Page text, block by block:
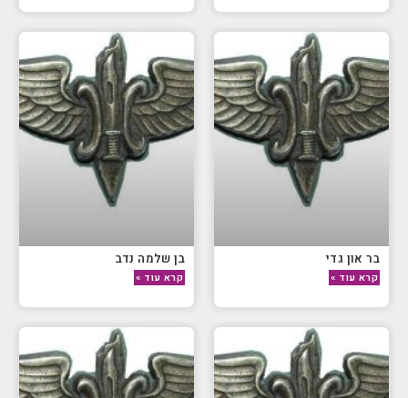
בר און גדי
קרא עוד »
בן שלמה נדב
קרא עוד »